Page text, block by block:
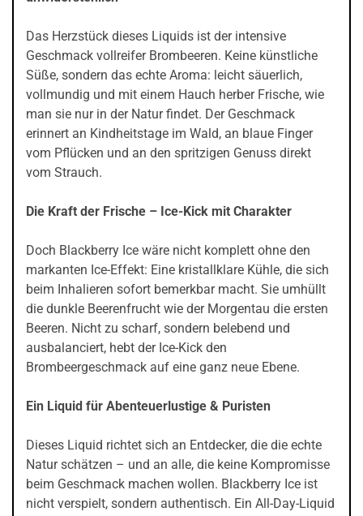
Das Herzstück dieses Liquids ist der intensive
Geschmack vollreifer Brombeeren. Keine künstliche
Süße, sondern das echte Aroma: leicht säuerlich,
vollmundig und mit einem Hauch herber Frische, wie
man sie nur in der Natur findet. Der Geschmack
erinnert an Kindheitstage im Wald, an blaue Finger
vom Pflücken und an den spritzigen Genuss direkt
vom Strauch.
Die Kraft der Frische – Ice-Kick mit Charakter
Doch Blackberry Ice wäre nicht komplett ohne den
markanten Ice-Effekt: Eine kristallklare Kühle, die sich
beim Inhalieren sofort bemerkbar macht. Sie umhüllt
die dunkle Beerenfrucht wie der Morgentau die ersten
Beeren. Nicht zu scharf, sondern belebend und
ausbalanciert, hebt der Ice-Kick den
Brombeergeschmack auf eine ganz neue Ebene.
Ein Liquid für Abenteuerlustige & Puristen
Dieses Liquid richtet sich an Entdecker, die die echte
Natur schätzen – und an alle, die keine Kompromisse
beim Geschmack machen wollen. Blackberry Ice ist
nicht verspielt, sondern authentisch. Ein All-Day-Liquid